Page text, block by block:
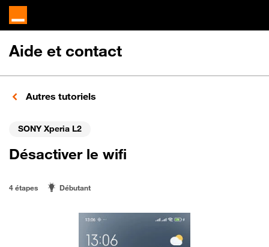
Aide et contact
Autres tutoriels
SONY Xperia L2
Désactiver le wifi
4 étapes Débutant